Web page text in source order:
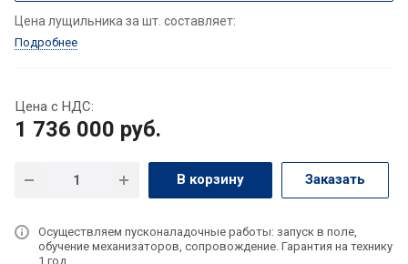
Цена лущильника за шт. составляет:
Подробнее
Цена с НДС:
1 736 000 руб.
В корзину Заказать
Осуществляем пусконаладочные работы: запуск в поле,
обучение механизаторов, сопровождение. Гарантия на технику
1 год.